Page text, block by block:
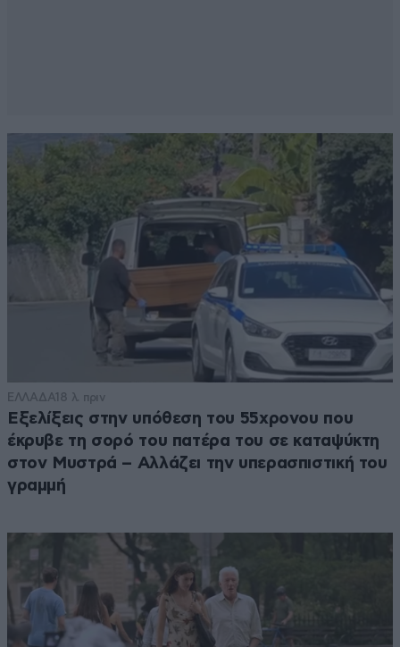
ΕΛΛΑΔΑ18 λ. πριν
Εξελίξεις στην υπόθεση του 55χρονου που
έκρυβε τη σορό του πατέρα του σε καταψύκτη
στον Μυστρά – Αλλάζει την υπερασπιστική του
γραμμή